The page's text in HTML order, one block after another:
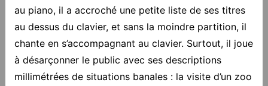
au piano, il a accroché une petite liste de ses titres
au dessus du clavier, et sans la moindre partition, il
chante en s’accompagnant au clavier. Surtout, il joue
à désarçonner le public avec ses descriptions
millimétrées de situations banales : la visite d’un zoo